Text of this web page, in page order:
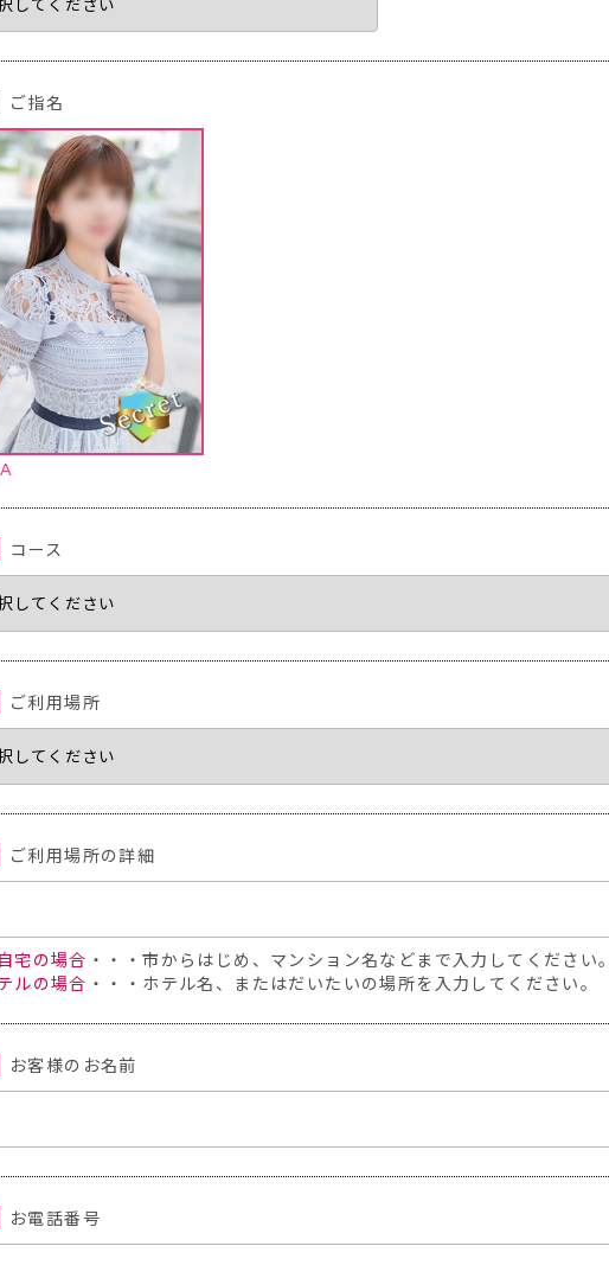
ご指名
コース
ご利用場所
ご利用場所の詳細
宅の場合 ・・・市からはじめ、マンション名などまで入力してください。
ルの場合 ・・・ホテル名、またはだいたいの場所を入力してください。
お客様のお名前
お電話番号